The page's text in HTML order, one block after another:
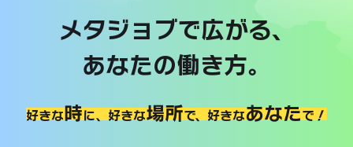
メタジョブで広がる、
あなたの働き方。
好きな時に、 好きな場所で、 好きなあなたで！